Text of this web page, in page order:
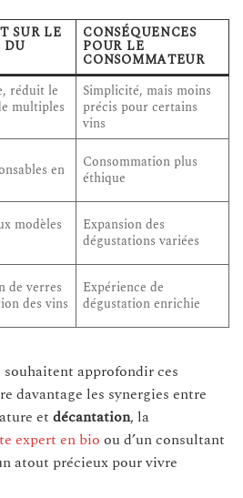
SUR LE
DU
CONSÉQUENCES
POUR LE
CONSOMMATEUR
réduit le
multiples
Simplicité, mais moins
précis pour certains
vins
en
Consommation plus
éthique
modèles
Expansion des
dégustations variées
de verres
des vins
Expérience de
dégustation enrichie
approfondir ces
davantage les synergies entre
et décantation, la
expert en bio ou d’un consultant
atout précieux pour vivre